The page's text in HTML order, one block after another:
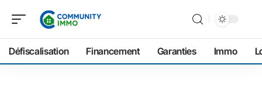
Défiscalisation Financement Garanties Immo